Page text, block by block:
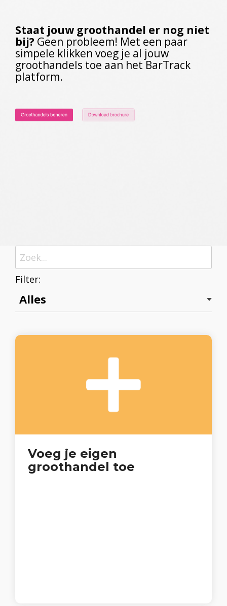
Staat jouw groothandel er nog niet
bij? Geen probleem! Met een paar
simpele klikken voeg je al jouw
groothandels toe aan het BarTrack
platform.
Filter:
Voeg je eigen
groothandel toe